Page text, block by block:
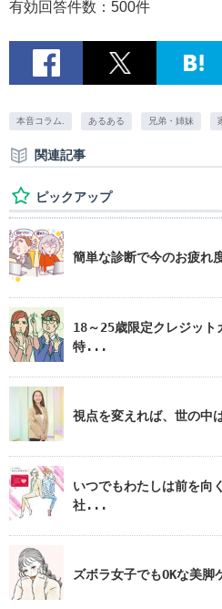
有効回答件数：500件
本音コラム. あるある 兄弟・姉妹
関連記事
ピックアップ
簡単な診断で今のお疲れ
18～25歳限定クレジット
特...
視点を変えれば、世の
いつでもわたしは前を向
社...
ズボラ女子でもOKな美脚